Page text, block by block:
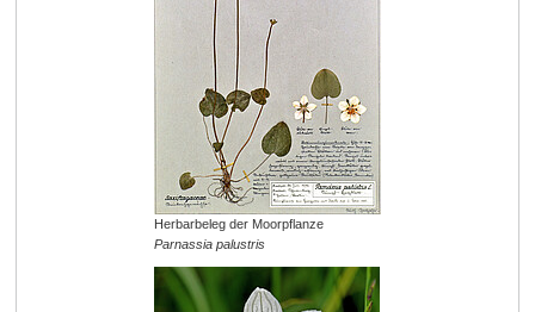
Herbarbeleg der Moorpflanze
Parnassia palustris